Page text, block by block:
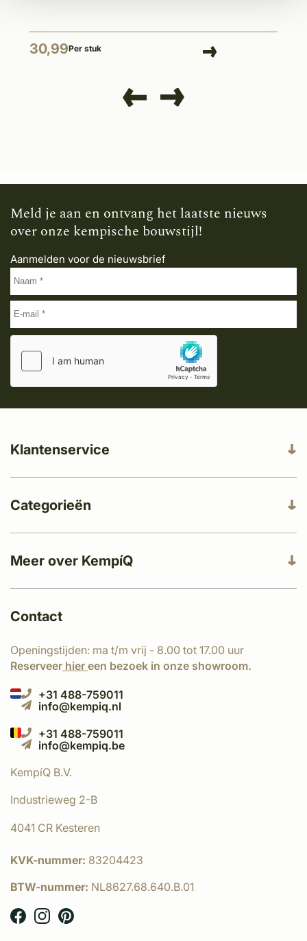
30,99Per stuk
Meld je aan en ontvang het laatste nieuws
over onze kempische bouwstijl!
Aanmelden voor de nieuwsbrief
Meer over KempíQ
Klantenservice
Categorieën
Contact
Openingstijden: ma t/m vrij - 8.00 tot 17.00 uur
Reserveer hier een bezoek in onze showroom.
+31 488-759011
info@kempiq.nl
+31 488-759011
info@kempiq.be
KempíQ B.V.
Industrieweg 2-B
4041 CR Kesteren
KVK-nummer: 83204423
BTW-nummer: NL8627.68.640.B.01